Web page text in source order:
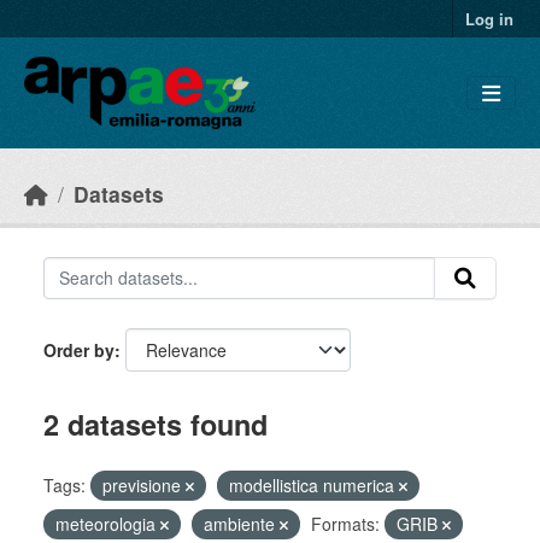
Log in
Datasets
Order by
2 datasets found
Tags: previsione
modellistica numerica
meteorologia
ambiente Formats:
GRIB